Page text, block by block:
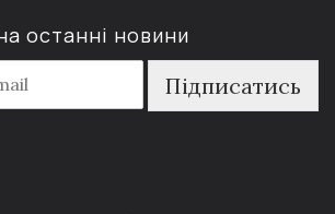
останні новини
Підписатись